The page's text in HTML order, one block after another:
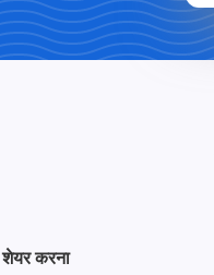
शेयर करना